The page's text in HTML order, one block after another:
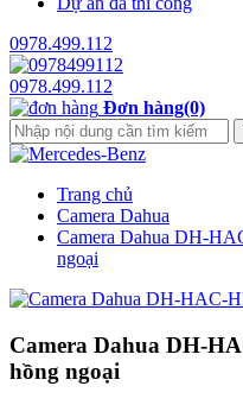
0978.499.112
0978.499.112
Đơn hàng(0)
Trang chủ
Camera Dahua
Camera Dahua DH-
ngoại
Camera Dahua DH-
hồng ngoại